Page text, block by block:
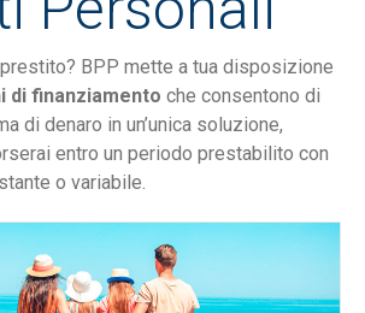
BPP mette a tua disposizione
di finanziamento che consentono di
di denaro in un’unica soluzione,
entro un periodo prestabilito con
o variabile.